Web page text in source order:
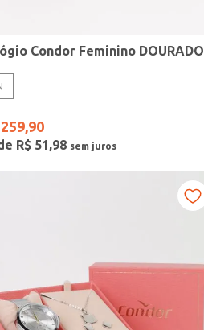
Condor Feminino DOURADO
259,90
R$ 51 ,98